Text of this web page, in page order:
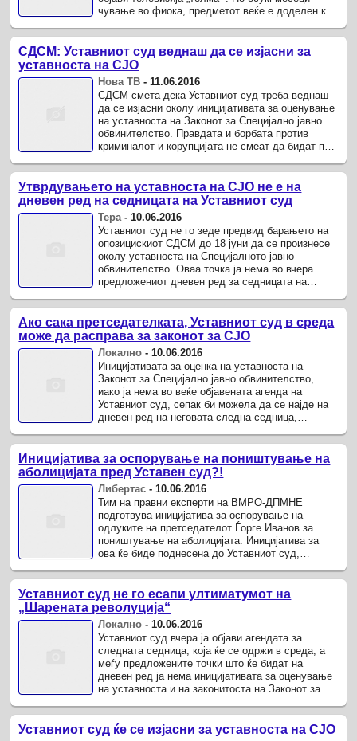
чување во фиока, предметот веќе е доделен кај
СДСМ: Уставниот суд веднаш да се изјасни за
уставноста на СЈО
Нова ТВ - 11.06.2016
СДСМ смета дека Уставниот суд треба веднаш
да се изјасни околу иницијативата за оценување
на уставноста на Законот за Специјално јавно
обвинителство. Правдата и борбата против
криминалот и корупцијата не смеат да бидат под
Утврдувањето на уставноста на СЈО не е на
дневен ред на седницата на Уставниот суд
Тера-10.06.2016
Уставниот суд не го зеде предвид барањето на
опозицискиот СДСМ до 18 јуни да се произнесе
околу уставноста на Специјалното јавно
обвинителство. Оваа точка ја нема во вчера
предложениот дневен ред за седницата на
Ако сака претседателката, Уставниот суд в среда
може да расправа за законот за СЈО
Локално -10.06.2016
Иницијативата за оценка на уставноста на
Законот за Специјално јавно обвинителство,
иако ја нема во веќе објавената агенда на
Уставниот суд, сепак би можела да се најде на
дневен ред на неговата следна седница,
Иницијатива за оспорување на поништување на
аболицијата пред Уставен суд?!
Либертас - 10.06.2016
Тим на правни експерти на ВМРО-ДПМНЕ
подготвува иницијатива за оспорување на
одлуките на претседателот Ѓорге Иванов за
поништување на аболицијата. Иницијатива за
ова ќе биде поднесена до Уставниот суд,
...
Уставниот суд не го есапи ултиматумот на
„Шарената револуција“
Локално - 10.06.2016
Уставниот суд вчера ја објави агендата за
следната седница, која ќе се одржи в среда, а
меѓу предложените точки што ќе бидат на
дневен ред ја нема иницијативата за оценување
на уставноста и на законитоста на Законот за
Уставниот суд ќе се изјасни за уставноста на СЈО